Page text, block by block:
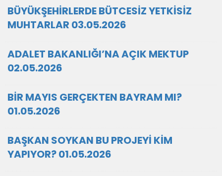
BÜYÜKŞEHİRLERDE BÜTCESİZ YETKİSİZ
MUHTARLAR 03.05.2026
ADALET BAKANLIĞI’NA AÇIK MEKTUP
02.05.2026
BİR MAYIS GERÇEKTEN BAYRAM MI?
01.05.2026
BAŞKAN SOYKAN BU PROJEYİ KİM
YAPIYOR? 01.05.2026